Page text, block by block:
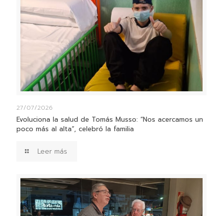
27/07/2026
Evoluciona la salud de Tomás Musso: “Nos acercamos un
poco más al alta”, celebró la familia
Leer más